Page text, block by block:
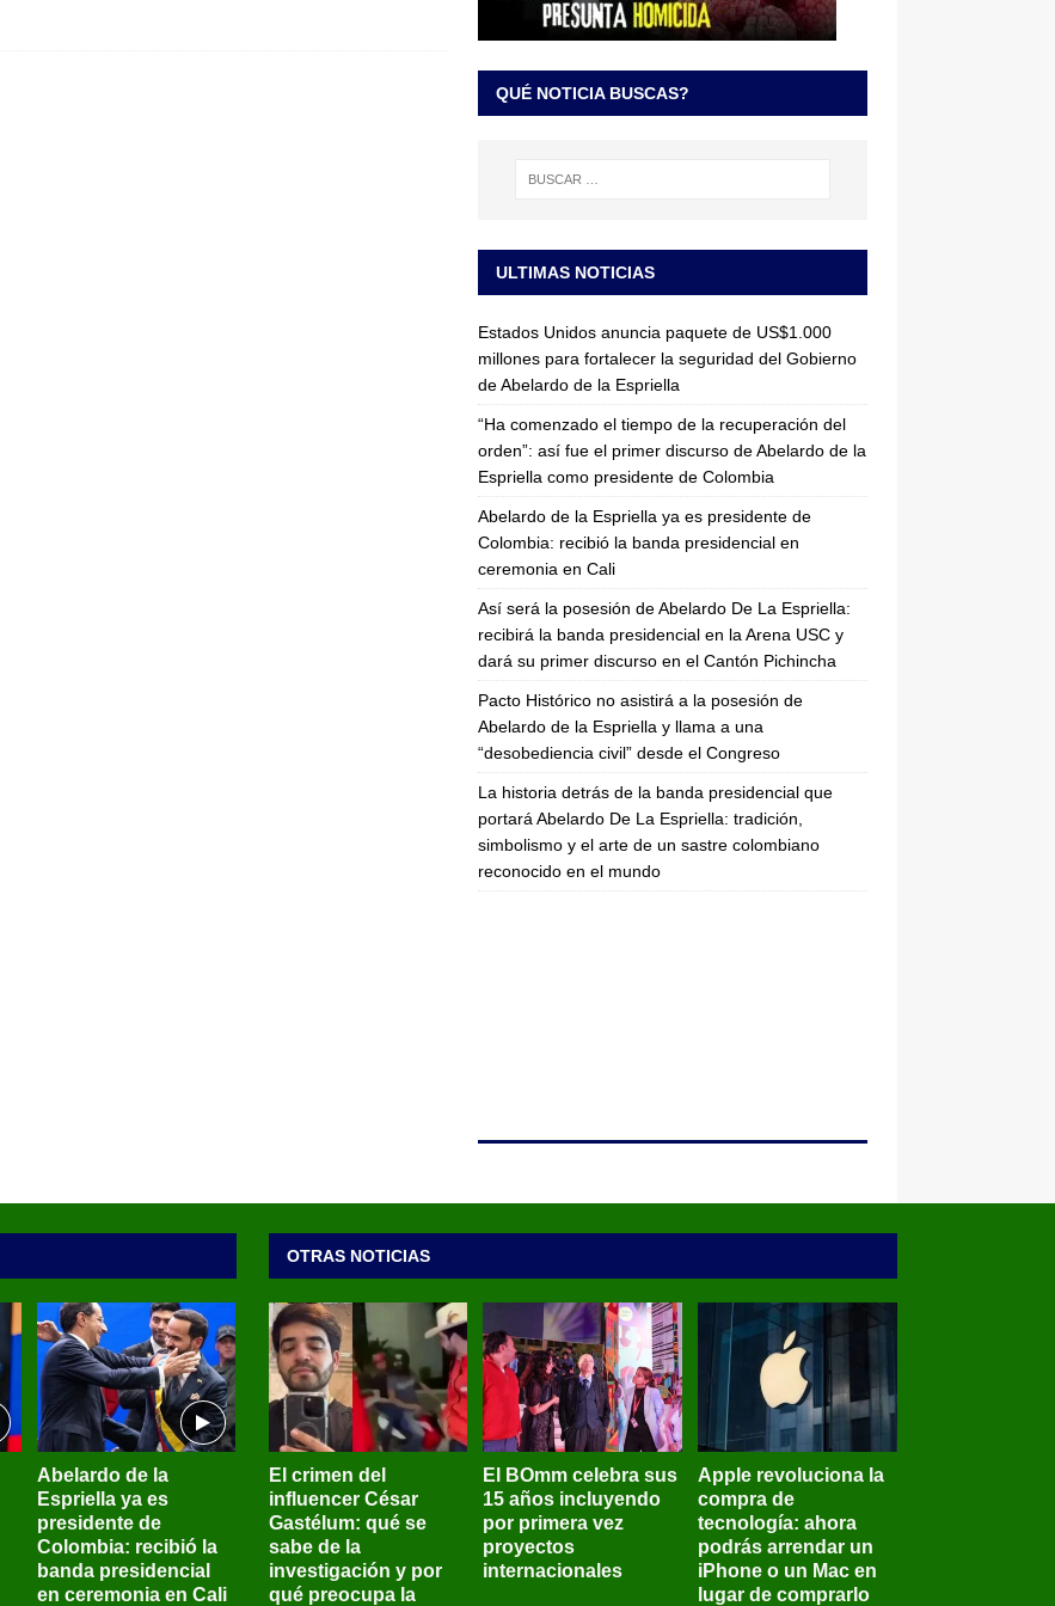
no asistirá a la posesión de Abelardo de la Espriella y llama a
QUÉ NOTICIA BUSCAS?
ULTIMAS NOTICIAS
Estados Unidos anuncia paquete de US$1.000
millones para fortalecer la seguridad del Gobierno
de Abelardo de la Espriella
“Ha comenzado el tiempo de la recuperación del
orden”: así fue el primer discurso de Abelardo de la
Espriella como presidente de Colombia
Abelardo de la Espriella ya es presidente de
Colombia: recibió la banda presidencial en
ceremonia en Cali
Así será la posesión de Abelardo De La Espriella:
recibirá la banda presidencial en la Arena USC y
dará su primer discurso en el Cantón Pichincha
Pacto Histórico no asistirá a la posesión de
Abelardo de la Espriella y llama a una
“desobediencia civil” desde el Congreso
La historia detrás de la banda presidencial que
portará Abelardo De La Espriella: tradición,
simbolismo y el arte de un sastre colombiano
reconocido en el mundo
Abelardo de la
Espriella ya es
presidente de
Colombia: recibió la
banda presidencial
en ceremonia en Cali
OTRAS NOTICIAS
El crimen del
influencer César
Gastélum: qué se
sabe de la
investigación y por
qué preocupa la
El BOmm celebra sus
15 años incluyendo
por primera vez
proyectos
internacionales
Apple revoluciona la
compra de
tecnología: ahora
podrás arrendar un
iPhone o un Mac en
lugar de comprarlo